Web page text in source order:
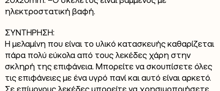
ηλεκτροστατική βαφή.
ΣΥΝΤΗΡΗΣΗ:
Η μελαμίνη που είναι το υλικό κατασκευής καθαρίζεται
πάρα πολύ εύκολα από τους λεκέδες χάρη στην
σκληρή της επιφάνεια. Μπορείτε να σκουπίσετε όλες
τις επιφάνειες με ένα υγρό πανί και αυτό είναι αρκετό.
Σε επίμονους λεκέδες μπορείτε να χρησιμοποιήσετε